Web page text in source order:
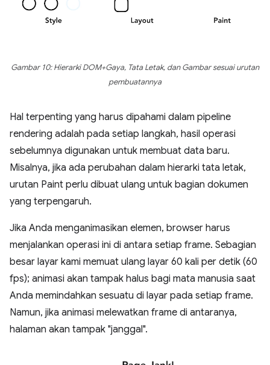
Gambar 10: Hierarki DOM+Gaya, Tata Letak, dan Gambar sesuai urutan
pembuatannya
Hal terpenting yang harus dipahami dalam pipeline
rendering adalah pada setiap langkah, hasil operasi
sebelumnya digunakan untuk membuat data baru.
Misalnya, jika ada perubahan dalam hierarki tata letak,
urutan Paint perlu dibuat ulang untuk bagian dokumen
yang terpengaruh.
Jika Anda menganimasikan elemen, browser harus
menjalankan operasi ini di antara setiap frame. Sebagian
besar layar kami memuat ulang layar 60 kali per detik (60
fps); animasi akan tampak halus bagi mata manusia saat
Anda memindahkan sesuatu di layar pada setiap frame.
Namun, jika animasi melewatkan frame di antaranya,
halaman akan tampak "janggal".